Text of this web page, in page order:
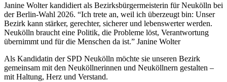
Janine Wolter kandidiert als Bezirksbürgermeisterin für Neukölln bei
der Berlin-Wahl 2026. “Ich trete an, weil ich überzeugt bin: Unser
Bezirk kann stärker, gerechter, sicherer und lebenswerter werden.
Neukölln braucht eine Politik, die Probleme löst, Verantwortung
übernimmt und für die Menschen da ist.” Janine Wolter
Als Kandidatin der SPD Neukölln möchte sie unseren Bezirk
gemeinsam mit den Neuköllnerinnen und Neuköllnern gestalten –
mit Haltung, Herz und Verstand.